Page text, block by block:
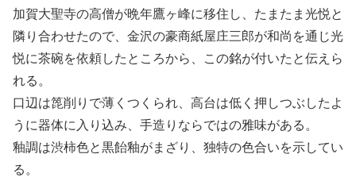
加賀大聖寺の高僧が晩年鷹ヶ峰に移住し、たまたま光悦と
隣り合わせたので、金沢の豪商紙屋庄三郎が和尚を通じ光
悦に茶碗を依頼したところから、この銘が付いたと伝えら
れる。
口辺は箆削りで薄くつくられ、高台は低く押しつぶしたよ
うに器体に入り込み、手造りならではの雅味がある。
釉調は渋柿色と黒飴釉がまざり、独特の色合いを示してい
る。